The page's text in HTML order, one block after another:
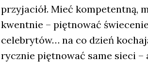
przy­ja­ciół. Mieć kom­pe­tent­ną,
kwent­nie – pięt­no­wać
cele­bry­tów… na co dzień
rycz­nie pięt­no­wać same sie­ci